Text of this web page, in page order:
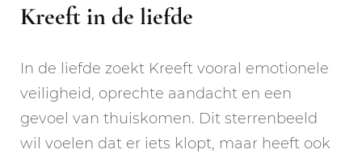
Kreeft in de liefde
In de liefde zoekt Kreeft vooral emotionele
veiligheid, oprechte aandacht en een
gevoel van thuiskomen. Dit sterrenbeeld
wil voelen dat er iets klopt, maar heeft ook